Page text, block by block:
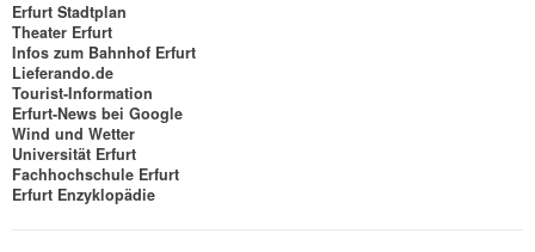
Erfurt Stadtplan
Theater Erfurt
Infos zum Bahnhof Erfurt
Lieferando.de
Tourist-Information
Erfurt-News bei Google
Wind und Wetter
Universität Erfurt
Fachhochschule Erfurt
Erfurt Enzyklopädie